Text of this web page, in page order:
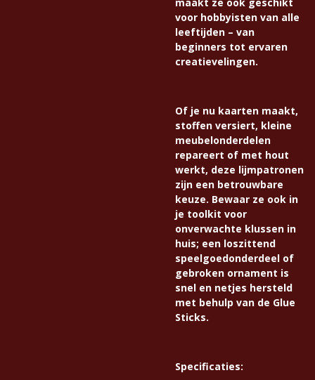
voor hobbyisten van alle
leeftijden – van
beginners tot ervaren
creatievelingen.
Of je nu kaarten maakt,
stoffen versiert, kleine
meubelonderdelen
repareert of met hout
werkt, deze lijmpatronen
zijn een betrouwbare
keuze. Bewaar ze ook in
je toolkit voor
onverwachte klussen in
huis; een loszittend
speelgoedonderdeel of
gebroken ornament is
snel en netjes hersteld
met behulp van de Glue
Sticks.
Specificaties: